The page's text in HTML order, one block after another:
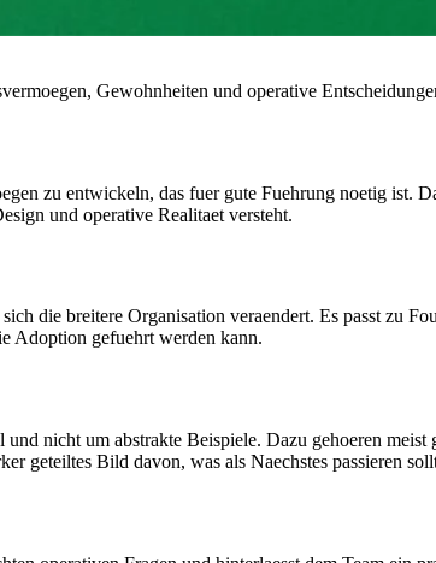
Gewohnheiten und operative
zu entwickeln, das fuer gute Fuehrung noetig ist.
und operative Realitaet versteht.
die breitere Organisation veraendert. Es passt zu
Adoption gefuehrt werden kann.
nicht um abstrakte Beispiele. Dazu gehoeren
geteiltes Bild davon, was als Naechstes passieren